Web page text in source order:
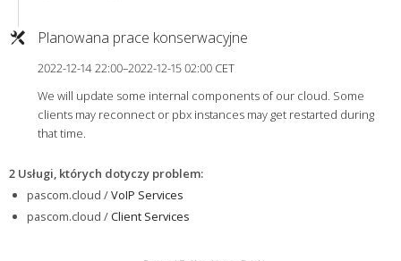
Planowana prace konserwacyjne
2022-12-14 22:00–2022-12-15 02:00 CET
We will update some internal components of our cloud. Some
clients may reconnect or pbx instances may get restarted during
that time.
2 Usługi, których dotyczy problem:
pascom.cloud /VoIP Services
pascom.cloud /Client Services